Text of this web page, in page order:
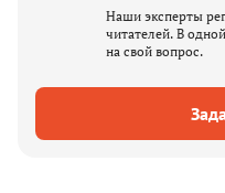
Наши эксперты
читателей. В
на свой вопрос.